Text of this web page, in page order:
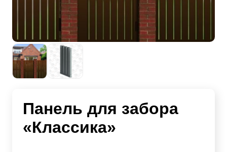
Панель для забора
«Классика»